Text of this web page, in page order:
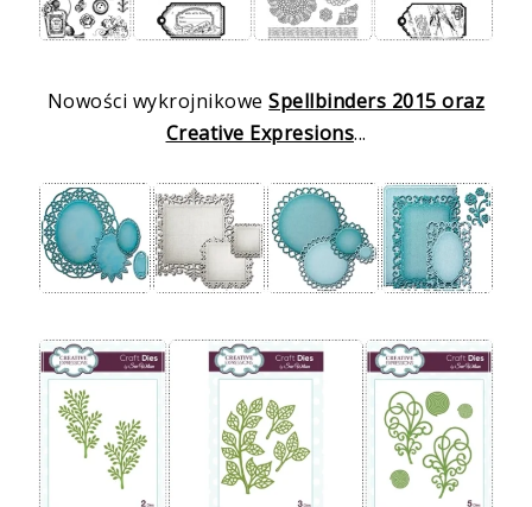
Nowości wykrojnikoweSpellbinders 2015 oraz
Creative Expresions...